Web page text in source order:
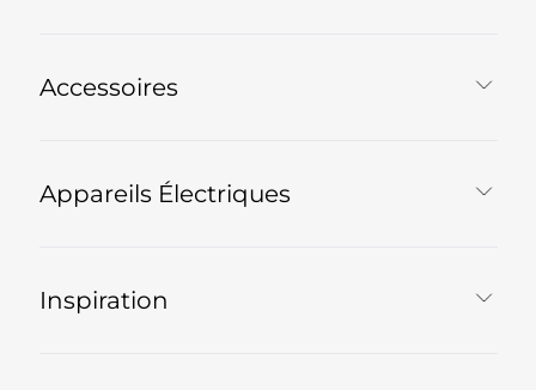
Accessoires
Appareils Électriques
Inspiration